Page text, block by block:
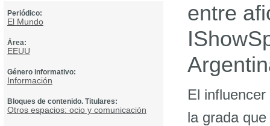
Periódico:
El Mundo
Área:
EEUU
Género informativo:
Información
Bloques de contenido. Titulares:
Otros espacios: ocio y comunicación
entre
El
la grada